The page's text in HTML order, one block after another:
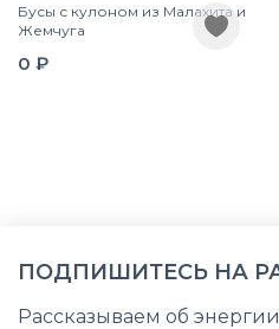
Бусы с кулоном из Малахита и
Жемчуга
0 ₽
ПОДПИШИТЕСЬ НА
Рассказываем об